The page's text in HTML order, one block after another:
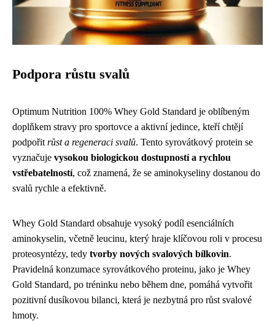
Podpora růstu svalů
Optimum Nutrition 100% Whey Gold Standard je oblíbeným
doplňkem stravy pro sportovce a aktivní jedince, kteří chtějí
podpořit růst a regeneraci svalů. Tento syrovátkový protein se
vyznačuje vysokou biologickou dostupností a rychlou
vstřebatelností, což znamená, že se aminokyseliny dostanou do
svalů rychle a efektivně.
Whey Gold Standard obsahuje vysoký podíl esenciálních
aminokyselin, včetně leucinu, který hraje klíčovou roli v procesu
proteosyntézy, tedy tvorby nových svalových bílkovin.
Pravidelná konzumace syrovátkového proteinu, jako je Whey
Gold Standard, po tréninku nebo během dne, pomáhá vytvořit
pozitivní dusíkovou bilanci, která je nezbytná pro růst svalové
hmoty.